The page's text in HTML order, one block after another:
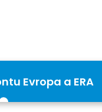
Evropa a ERA